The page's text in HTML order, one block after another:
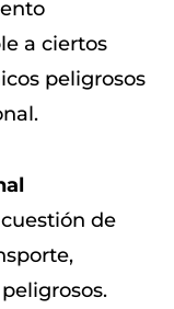
a ciertos
peligrosos
de